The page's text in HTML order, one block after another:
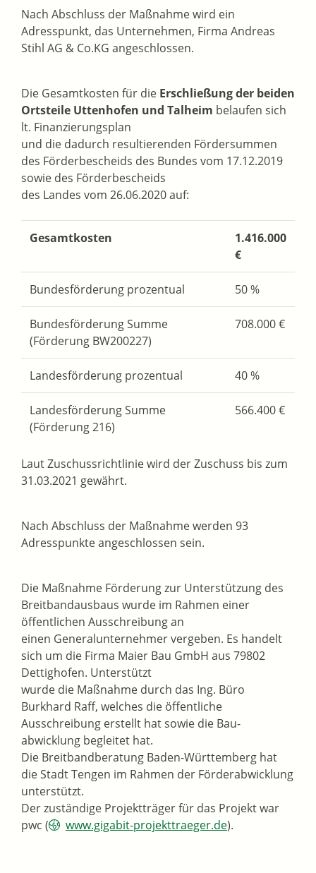
Nach Abschluss der Maßnahme wird ein
Adresspunkt, das Unternehmen, Firma Andreas
Stihl AG & Co.KG angeschlossen.
Die Gesamtkosten für die Erschließung der beiden
Ortsteile Uttenhofen und Talheim belaufen sich
lt. Finanzierungsplan
und die dadurch resultierenden Fördersummen
des Förderbescheids des Bundes vom 17.12.2019
sowie des Förderbescheids
des Landes vom 26.06.2020 auf:
Gesamtkosten
1.416.000
€
Bundesförderung prozentual 50 %
Bundesförderung Summe
(Förderung BW200227)
708.000 €
Landesförderung prozentual 40 %
Landesförderung Summe
(Förderung 216)
566.400 €
Laut Zuschussrichtlinie wird der Zuschuss bis zum
31.03.2021 gewährt.
Nach Abschluss der Maßnahme werden 93
Adresspunkte angeschlossen sein.
Die Maßnahme Förderung zur Unterstützung des
Breitbandausbaus wurde im Rahmen einer
öffentlichen Ausschreibung an
einen Generalunternehmer vergeben. Es handelt
sich um die Firma Maier Bau GmbH aus 79802
Dettighofen. Unterstützt
wurde die Maßnahme durch das Ing. Büro
Burkhard Raff, welches die öffentliche
Ausschreibung erstellt hat sowie die Bau-
abwicklung begleitet hat.
Die Breitbandberatung Baden-Württemberg hat
die Stadt Tengen im Rahmen der Förderabwicklung
unterstützt.
Der zuständige Projektträger für das Projekt war
pwc (
www.gigabit-projekttraeger.de).